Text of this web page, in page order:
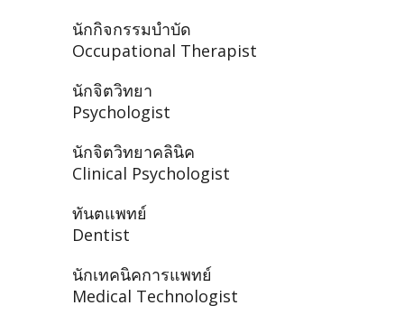
นักกิจกรรมบำบัด
Occupational Therapist
นักจิตวิทยา
Psychologist
นักจิตวิทยาคลินิค
Clinical Psychologist
ทันตแพทย์
Dentist
นักเทคนิคการแพทย์
Medical Technologist